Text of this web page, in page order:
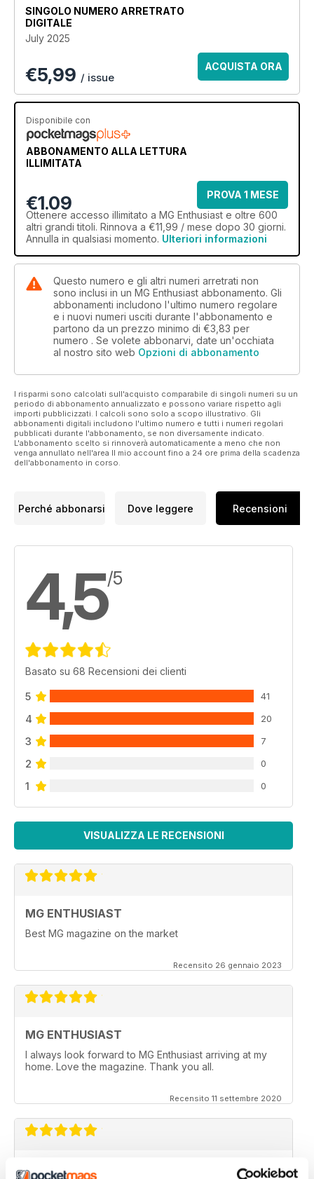
SINGOLO NUMERO ARRETRATO
DIGITALE
July 2025
€5,99 / issue
ACQUISTA ORA
Disponibile con
ABBONAMENTO ALLA LETTURA
ILLIMITATA
€1.09
PROVA 1 MESE
Ottenere accesso illimitato a MG Enthusiast e oltre 600
altri grandi titoli. Rinnova a €11,99 / mese dopo 30 giorni.
Annulla in qualsiasi momento. Ulteriori informazioni
Questo numero e gli altri numeri arretrati non
sono inclusi in un MG Enthusiast abbonamento. Gli
abbonamenti includono l'ultimo numero regolare
e i nuovi numeri usciti durante l'abbonamento e
partono da un prezzo minimo di €3,83 per
numero . Se volete abbonarvi, date un'occhiata
al nostro sito web Opzioni di abbonamento
I risparmi sono calcolati sull'acquisto comparabile di singoli numeri su un
periodo di abbonamento annualizzato e possono variare rispetto agli
importi pubblicizzati. I calcoli sono solo a scopo illustrativo. Gli
abbonamenti digitali includono l'ultimo numero e tutti i numeri regolari
pubblicati durante l'abbonamento, se non diversamente indicato.
L'abbonamento scelto si rinnoverà automaticamente a meno che non
venga annullato nell'area Il mio account fino a 24 ore prima della scadenza
dell'abbonamento in corso.
Perché abbonarsi Dove leggere Recensioni
4,5/5
Basato su 68 Recensioni dei clienti
5 41
4 20
3 7
2 0
1 0
VISUALIZZA LE RECENSIONI
MG ENTHUSIAST
Best MG magazine on the market
Recensito 26 gennaio 2023
MG ENTHUSIAST
I always look forward to MG Enthusiast arriving at my
home. Love the magazine. Thank you all.
Recensito 11 settembre 2020
MG ENTHUSIAST